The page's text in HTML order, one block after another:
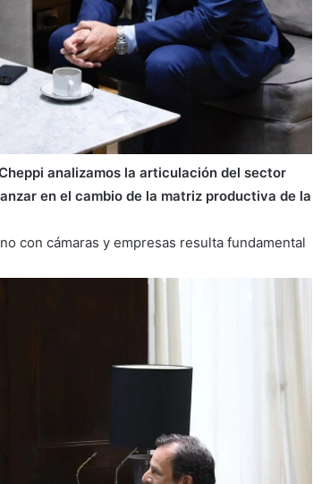
analizamos la articulación del sector
en el cambio de la matriz productiva de la
con cámaras y empresas resulta fundamental